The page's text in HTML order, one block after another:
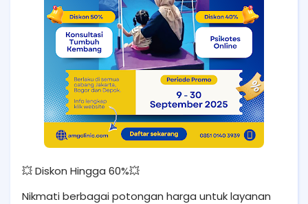
💥 Diskon Hingga 60%💥
Nikmati berbagai potongan harga untuk layanan